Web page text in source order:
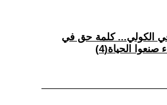
الكولي... كلمة حق في
صنعوا الحياة(4)